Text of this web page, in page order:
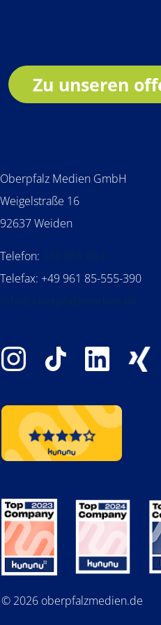
Zu unseren
Oberpfalz Medien GmbH
Weigelstraße 16
92637 Weiden
Telefon:
+49 961 85-0
Telefax: +49 961 85-555-390
info@oberpfalzmedien.de
© 2026 oberpfalzmedien.de